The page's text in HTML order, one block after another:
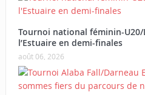
Tournoi national féminin-
l’Estuaire en demi-finales
août 06, 2026